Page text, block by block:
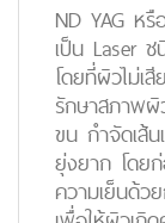
ND YAG ห
เป็น Laser
โดยที่ผิวไม่เ
รักษาสภาพผิ
ขน กำจัดเส้
ยุ่งยาก โดย
ความเย็นด้ว